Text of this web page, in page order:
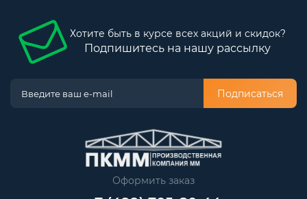
Хотите быть в курсе всех акций и скидок?
Подпишитесь на нашу рассылку
Подписаться
Оформить заказ